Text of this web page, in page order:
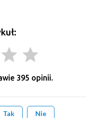
grade grade
395 opinii.
Tak Nie